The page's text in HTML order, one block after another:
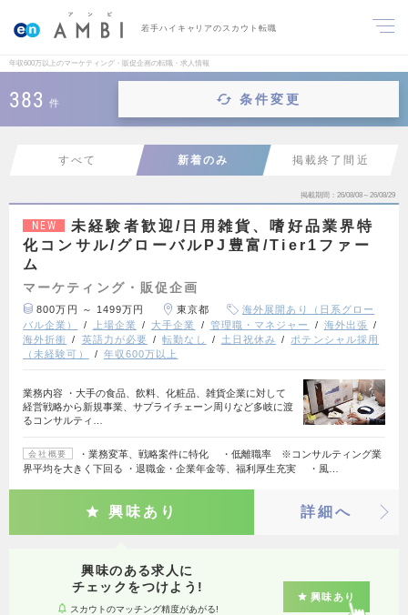
若手ハイキャリアのスカウト転職
年収600万以上のマーケティング・販促企画の転職・求人情報
383 件 条件変更
すべて 新着のみ 掲載終了間近
掲載期間 26/08/08～26/08/29
NEW
未経験者歓迎/日用雑貨、嗜好品業界特
化コンサル/グローバルPJ豊富/Tier1ファー
ム
マーケティング・販促企画
800万円 ～ 1499万円 東京都
海外展開あり（日系グロー
バル企業）
上場企業 大手企業 管理職・マネジャー
海外出張
海外折衝
英語力が必要 転勤なし 土日祝休み
ポテンシャル採用
（未経験可）
年収600万以上
業務内容 ・大手の食品、飲料、化粧品、雑貨企業に対して
経営戦略から新規事業、サプライチェーン周りなど多岐に渡
るコンサルティ…
会社概要
・業務変革、戦略案件に特化 ・低離職率 ※コンサルティング業
界平均を大きく下回る ・退職金・企業年金等、福利厚生充実 ・風…
興味あり 詳細へ
興味のある求人に
チェックをつけよう!
スカウトのマッチング精度があがる!
興味あり